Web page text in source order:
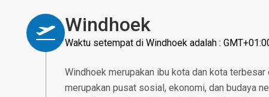
Windhoek
Waktu setempat di Windhoek adalah :
Windhoek merupakan ibu kota dan kota
merupakan pusat sosial, ekonomi, dan budaya